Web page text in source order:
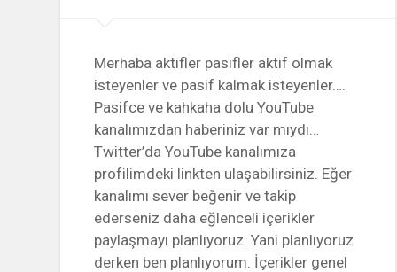
Merhaba aktifler pasifler aktif olmak
isteyenler ve pasif kalmak isteyenler….
Pasifce ve kahkaha dolu YouTube
kanalımızdan haberiniz var mıydı…
Twitter’da YouTube kanalımıza
profilimdeki linkten ulaşabilirsiniz. Eğer
kanalımı sever beğenir ve takip
ederseniz daha eğlenceli içerikler
paylaşmayı planlıyoruz. Yani planlıyoruz
derken ben planlıyorum. İçerikler genel